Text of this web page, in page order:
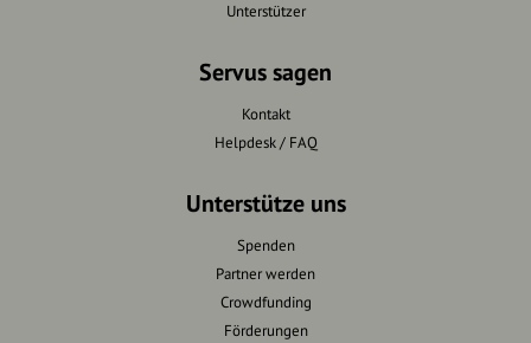
Unterstützer
Servus sagen
Kontakt
Helpdesk / FAQ
Unterstütze uns
Spenden
Partner werden
Crowdfunding
Förderungen